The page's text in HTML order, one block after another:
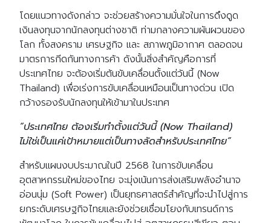
โดยแนวทางดังกล่าว จะช่วยสร้างความมั่นใจในการดึงดูด
เงินลงทุนจากนักลงทุนต่างชาติ ท่ามกลางความผันผวนของ
โลก ทั้งสงคราม เศรษฐกิจ และ สภาพภูมิอากาศ ตลอดจน
มาตรการกีดกันทางการค้า ดังนั้นสิ่งสำคัญคือการที่
ประเทศไทย จะต้องเริ่มต้นขับเคลื่อนตั้งแต่วันนี้ (Now
Thailand) เพื่อเร่งการขับเคลื่อนเหมือนเป็นทางด่วน เปิด
กว้างรองรับนักลงทุนให้เข้ามาในประเทศ
“ประเทศไทย ต้องเริ่มทำตั้งแต่วันนี้ (Now Thailand)
ไม่ใช่เป็นแค่เป้าหมายแต่เป็นทางลัดสำหรับประเทศไทย”
สำหรับแผนงบประมาณในปี 2568 ในการขับเคลื่อน
อุตสาหกรรมใหม่ของไทย จะมุ่งเน้นการส่งเสริมพลังอำนาจ
อ่อนนุ่ม (Soft Power) เป็นยุทธศาสตร์สำคัญที่จะนำไปสู่การ
ยกระดับเศรษฐกิจไทยและยังช่วยเชื่อมโยงกับเทรนด์การ